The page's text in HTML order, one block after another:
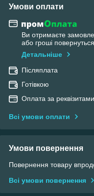
Умови оплати
Ви отримаєте
або гроші
Детальніше
Післяплата
Готівкою
Оплата за реквізитами
Всі умови оплати
Умови повернення
Повернення товару
Всі умови повернення